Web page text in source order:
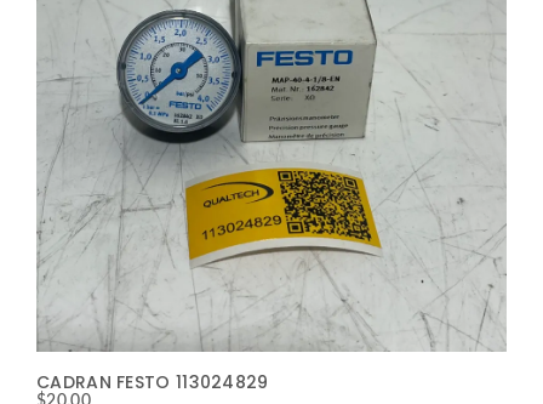
CADRAN FESTO 113024829